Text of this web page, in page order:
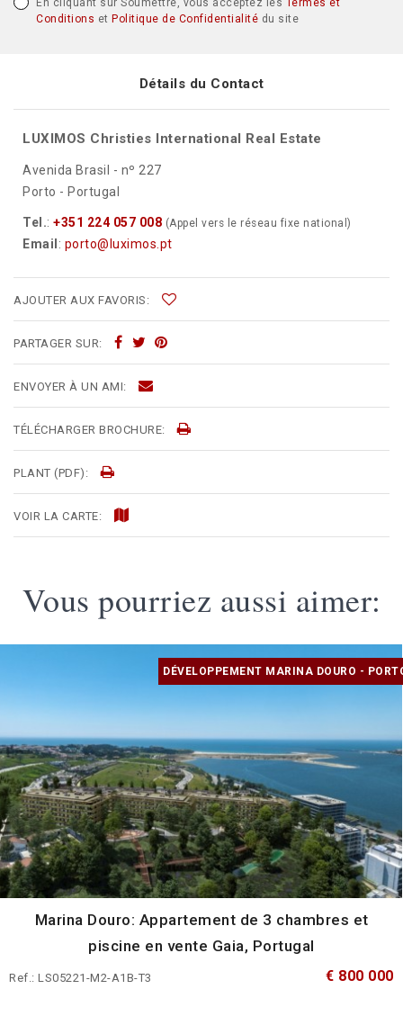
En cliquant sur Soumettre, vous acceptez les
Termes et
Conditions et Politique de Confidentialité du site
Détails du Contact
LUXIMOS Christies International Real Estate
Avenida Brasil - nº 227
Porto - Portugal
Tel.: +351 224 057 008 (Appel vers le réseau fixe national)
Email : porto@luximos.pt
AJOUTER AUX FAVORIS:
PARTAGER SUR:
ENVOYER À UN AMI:
TÉLÉCHARGER BROCHURE:
PLANT (PDF):
VOIR LA CARTE:
Vous pourriez aussi aimer:
DÉVELOPPEMENT MARINA DOURO -
Marina Douro: Appartement de 3 chambres et
piscine en vente Gaia, Portugal
Ref.: LS05221-M2-A1B-T3 € 800 000